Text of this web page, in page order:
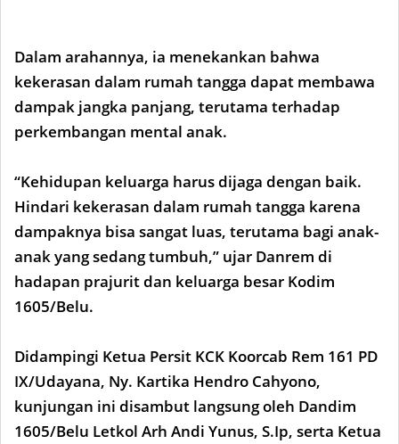
Dalam arahannya, ia menekankan bahwa
kekerasan dalam rumah tangga dapat membawa
dampak jangka panjang, terutama terhadap
perkembangan mental anak.
“Kehidupan keluarga harus dijaga dengan baik.
Hindari kekerasan dalam rumah tangga karena
dampaknya bisa sangat luas, terutama bagi anak-
anak yang sedang tumbuh,” ujar Danrem di
hadapan prajurit dan keluarga besar Kodim
1605/Belu.
Didampingi Ketua Persit KCK Koorcab Rem 161 PD
IX/Udayana, Ny. Kartika Hendro Cahyono,
kunjungan ini disambut langsung oleh Dandim
1605/Belu Letkol Arh Andi Yunus, S.Ip, serta Ketua